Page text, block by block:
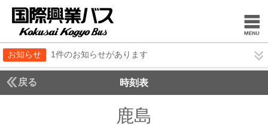
お知らせ 1件のお知らせがあります
戻る 時刻表
鹿島